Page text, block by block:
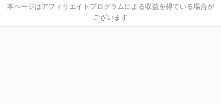
本ページはアフィリエイトプログラムによる収益を得ている場合が
ございます